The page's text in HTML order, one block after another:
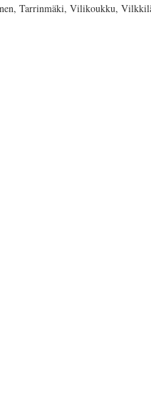
Tarrinmäki, Vilikoukku,